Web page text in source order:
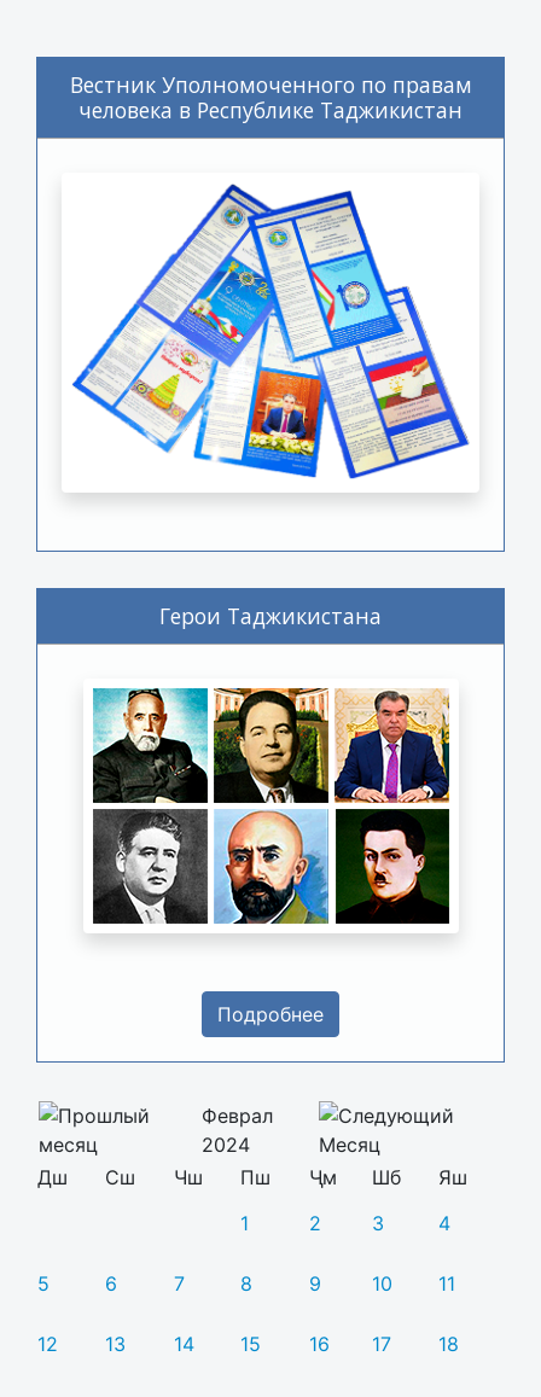
Вестник Уполномоченного по правам
человека в Республике Таджикистан
Герои Таджикистана
Подробнее
Феврал
2024
Дш
Сш Чш Пш Ҷм Шб
Яш
1
2 3 4
5 6 7 8 9 10 11
12 13 14 15 16 17 18